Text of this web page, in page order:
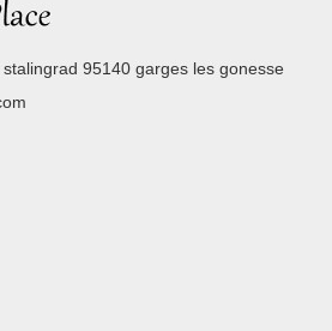
95140 garges les gonesse